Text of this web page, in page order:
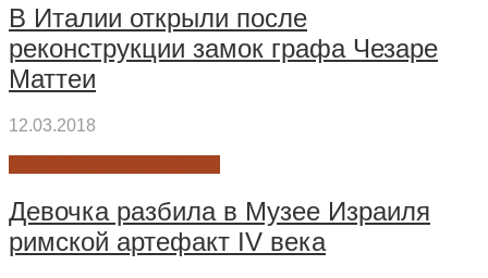
В Италии открыли после
реконструкции замок графа Чезаре
Маттеи
12.03.2018
Девочка разбила в Музее Израиля
римской артефакт IV века